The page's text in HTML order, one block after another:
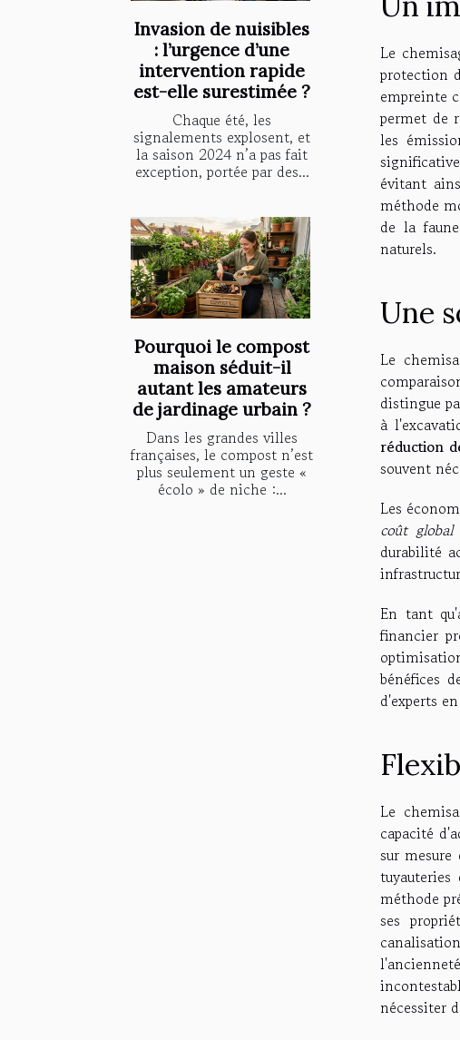
Invasion de nuisibles
: l’urgence d’une
intervention rapide
est-elle surestimée ?
Chaque été, les
signalements explosent, et
la saison 2024 n’a pas fait
exception, portée par des...
Pourquoi le compost
maison séduit-il
autant les amateurs
de jardinage urbain ?
Dans les grandes villes
françaises, le compost n’est
plus seulement un geste «
écolo » de niche :...
Le
protection
empreinte
permet de
les
évitant
méthode
de la
naturels.
Une
Le
distingue
à
réduction
souvent
Les
coût global
durabilité
En tant
financier
bénéfices
d'experts
Le
capacité
sur
méthode
ses
nécessiter